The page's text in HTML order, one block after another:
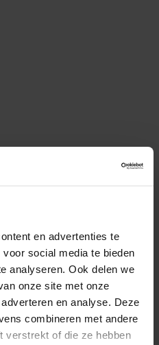
en advertenties te
social media te bieden
analyseren. Ook delen we
onze site met onze
en analyse. Deze
combineren met andere
verstrekt of die ze hebben